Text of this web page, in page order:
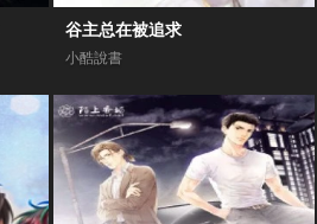
谷主总在被追求
小酷說書